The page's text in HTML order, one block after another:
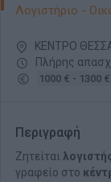
Λογιστήριο -
ΚΕΝΤΡΟ
Πλήρης
1000 € - 1300
Περιγραφή
Ζητείται
γραφείο στο